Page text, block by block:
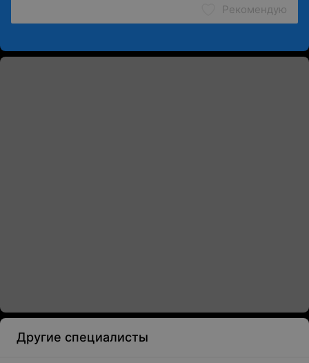
Рекомендую
Другие специалисты